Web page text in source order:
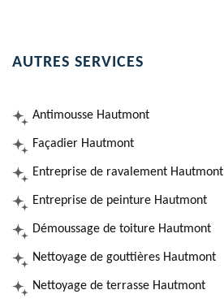
AUTRES SERVICES
Antimousse Hautmont
Façadier Hautmont
Entreprise de ravalement Hautmont
Entreprise de peinture Hautmont
Démoussage de toiture Hautmont
Nettoyage de gouttières Hautmont
Nettoyage de terrasse Hautmont